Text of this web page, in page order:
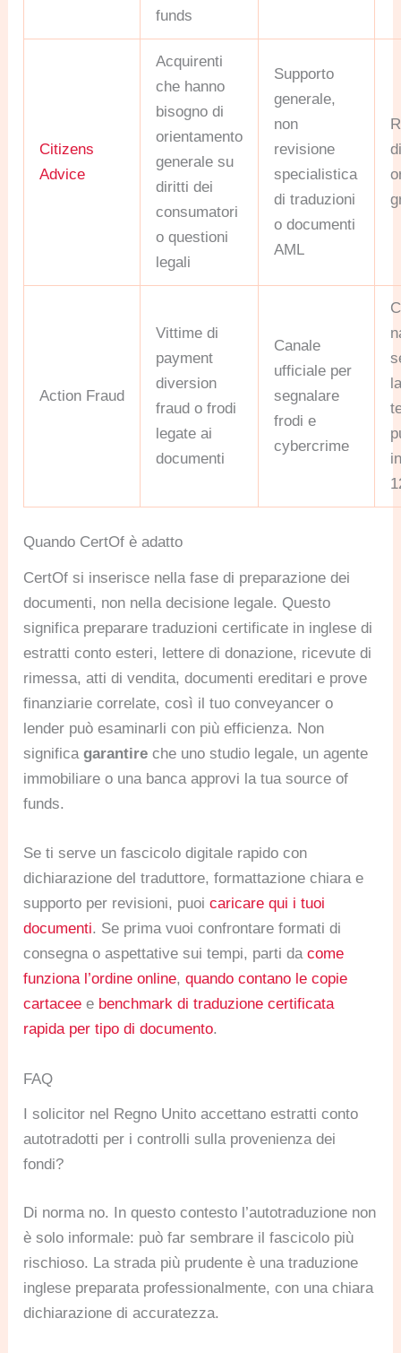
funds
Citizens
Advice
Acquirenti
che hanno
bisogno di
orientamento
generale su
diritti dei
consumatori
o questioni
legali
Supporto
generale,
non
revisione
specialistica
di traduzioni
o documenti
AML
Action Fraud
Vittime di
payment
diversion
fraud o frodi
legate ai
documenti
Canale
ufficiale per
segnalare
frodi e
cybercrime
Quando CertOf è adatto
CertOf si inserisce nella fase di preparazione dei
documenti, non nella decisione legale. Questo
significa preparare traduzioni certificate in inglese di
estratti conto esteri, lettere di donazione, ricevute di
rimessa, atti di vendita, documenti ereditari e prove
finanziarie correlate, così il tuo conveyancer o
lender può esaminarli con più efficienza. Non
significagarantire che uno studio legale, un agente
immobiliare o una banca approvi la tua source of
funds.
Se ti serve un fascicolo digitale rapido con
dichiarazione del traduttore, formattazione chiara e
supporto per revisioni, puoicaricare qui i tuoi
documenti. Se prima vuoi confrontare formati di
consegna o aspettative sui tempi, parti dacome
funziona l’ordine online,quando contano le copie
cartacee e benchmark di traduzione certificata
rapida per tipo di documento.
FAQ
I solicitor nel Regno Unito accettano estratti conto
autotradotti per i controlli sulla provenienza dei
fondi?
Di norma no. In questo contesto l’autotraduzione non
è solo informale: può far sembrare il fascicolo più
rischioso. La strada più prudente è una traduzione
inglese preparata professionalmente, con una chiara
dichiarazione di accuratezza.